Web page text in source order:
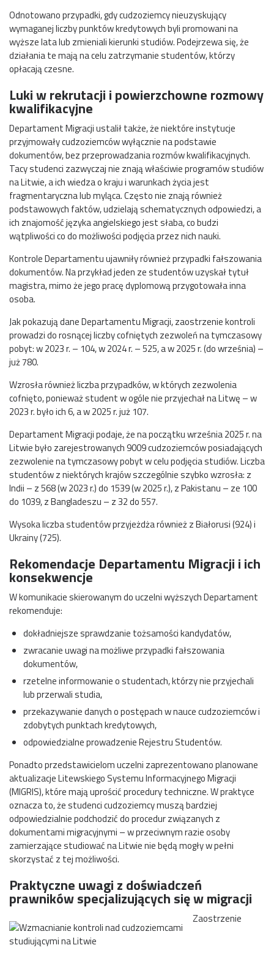
Odnotowano przypadki, gdy cudzoziemcy nieuzyskujący
wymaganej liczby punktów kredytowych byli promowani na
wyższe lata lub zmieniali kierunki studiów. Podejrzewa się, że
działania te mają na celu zatrzymanie studentów, którzy
opłacają czesne.
Luki w rekrutacji i powierzchowne rozmowy
kwalifikacyjne
Departament Migracji ustalił także, że niektóre instytucje
przyjmowały cudzoziemców wyłącznie na podstawie
dokumentów, bez przeprowadzania rozmów kwalifikacyjnych.
Tacy studenci zazwyczaj nie znają właściwie programów studiów
na Litwie, a ich wiedza o kraju i warunkach życia jest
fragmentaryczna lub myląca. Często nie znają również
podstawowych faktów, udzielają schematycznych odpowiedzi, a
ich znajomość języka angielskiego jest słaba, co budzi
wątpliwości co do możliwości podjęcia przez nich nauki.
Kontrole Departamentu ujawniły również przypadki fałszowania
dokumentów. Na przykład jeden ze studentów uzyskał tytuł
magistra, mimo że jego pracę dyplomową przygotowała inna
osoba.
Jak pokazują dane Departamentu Migracji, zaostrzenie kontroli
prowadzi do rosnącej liczby cofniętych zezwoleń na tymczasowy
pobyt: w 2023 r. – 104, w 2024 r. – 525, a w 2025 r. (do września) –
już 780.
Wzrosła również liczba przypadków, w których zezwolenia
cofnięto, ponieważ student w ogóle nie przyjechał na Litwę – w
2023 r. było ich 6, a w 2025 r. już 107.
Departament Migracji podaje, że na początku września 2025 r. na
Litwie było zarejestrowanych 9009 cudzoziemców posiadających
zezwolenie na tymczasowy pobyt w celu podjęcia studiów. Liczba
studentów z niektórych krajów szczególnie szybko wzrosła: z
Indii – z 568 (w 2023 r.) do 1539 (w 2025 r.), z Pakistanu – ze 100
do 1039, z Bangladeszu – z 32 do 557.
Wysoka liczba studentów przyjeżdża również z Białorusi (924) i
Ukrainy (725).
Rekomendacje Departamentu Migracji i ich
konsekwencje
W komunikacie skierowanym do uczelni wyższych Departament
rekomenduje:
dokładniejsze sprawdzanie tożsamości kandydatów,
zwracanie uwagi na możliwe przypadki fałszowania
dokumentów,
rzetelne informowanie o studentach, którzy nie przyjechali
lub przerwali studia,
przekazywanie danych o postępach w nauce cudzoziemców i
zdobytych punktach kredytowych,
odpowiedzialne prowadzenie Rejestru Studentów.
Ponadto przedstawicielom uczelni zaprezentowano planowane
aktualizacje Litewskiego Systemu Informacyjnego Migracji
(MIGRIS), które mają uprościć procedury techniczne. W praktyce
oznacza to, że studenci cudzoziemcy muszą bardziej
odpowiedzialnie podchodzić do procedur związanych z
dokumentami migracyjnymi – w przeciwnym razie osoby
zamierzające studiować na Litwie nie będą mogły w pełni
skorzystać z tej możliwości.
Praktyczne uwagi z doświadczeń
prawników specjalizujących się w migracji
Zaostrzenie